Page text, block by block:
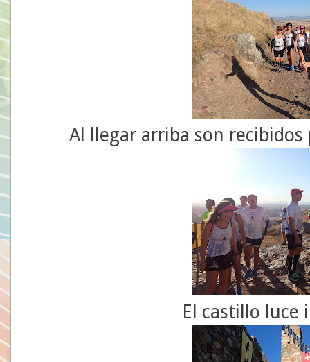
Al llegar arriba son
El castillo luce